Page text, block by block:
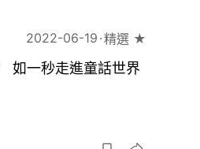
2022-06-19 精選 ★
如一秒走進童話世界